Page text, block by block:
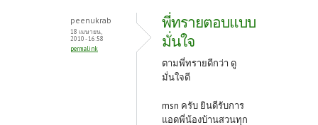
peenukrab
18 เมษายน,
2010 - 16:58
permalink
พี่ทรายตอบแบบ
มั่นใจ
ตามพี่ทรายดีกว่า ดู
มั่นใจดี
msn ครับ ยินดีรับการ
แอดพี่น้องบ้านสวนทุก